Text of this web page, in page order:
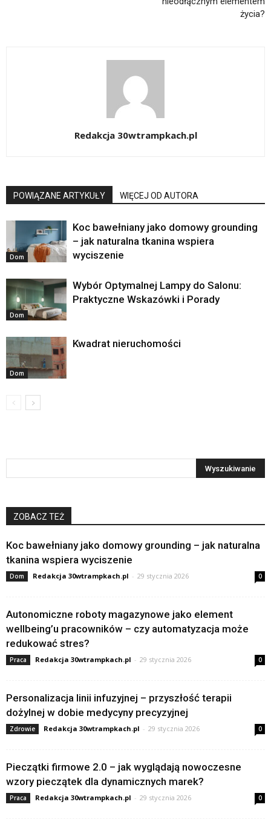
życia?
Redakcja 30wtrampkach.pl
POWIĄZANE ARTYKUŁY WIĘCEJ OD AUTORA
Dom
Koc bawełniany jako domowy grounding
– jak naturalna tkanina wspiera
wyciszenie
Dom
Wybór Optymalnej Lampy do Salonu:
Praktyczne Wskazówki i Porady
Dom
Kwadrat nieruchomości
ZOBACZ TEŻ
Koc bawełniany jako domowy grounding – jak naturalna
tkanina wspiera wyciszenie
Dom Redakcja 30wtrampkach.pl - 29 stycznia 2026 0
Autonomiczne roboty magazynowe jako element
wellbeing’u pracowników – czy automatyzacja może
redukować stres?
Praca Redakcja 30wtrampkach.pl - 29 stycznia 2026 0
Personalizacja linii infuzyjnej – przyszłość terapii
dożylnej w dobie medycyny precyzyjnej
Zdrowie Redakcja 30wtrampkach.pl - 29 stycznia 2026 0
Pieczątki firmowe 2.0 – jak wyglądają nowoczesne
wzory pieczątek dla dynamicznych marek?
Praca Redakcja 30wtrampkach.pl - 29 stycznia 2026 0